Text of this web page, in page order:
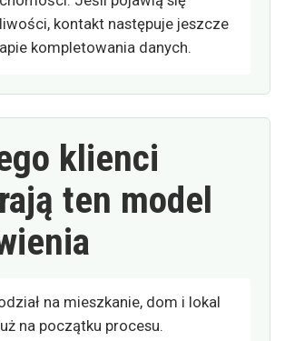
kontakt następuje jeszcze
kompletowania danych.
klienci
ten model
na mieszkanie, dom i lokal
na początku procesu.